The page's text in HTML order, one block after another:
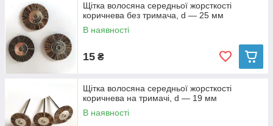
Щітка волосяна середньої жорсткості
коричнева без тримача, d — 25 мм
В наявності
15 ₴
Щітка волосяна середньої жорсткості
коричнева на тримачі, d — 19 мм
В наявності